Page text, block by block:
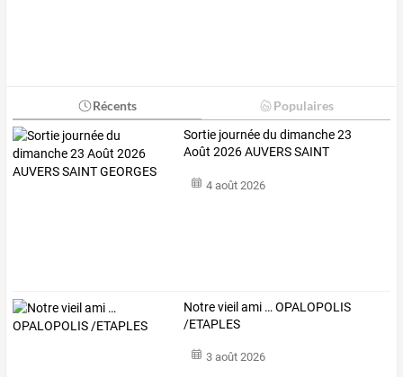
Récents Populaires
Sortie journée du dimanche 23
Août 2026 AUVERS SAINT
4 août 2026
Notre vieil ami … OPALOPOLIS
/ETAPLES
3 août 2026